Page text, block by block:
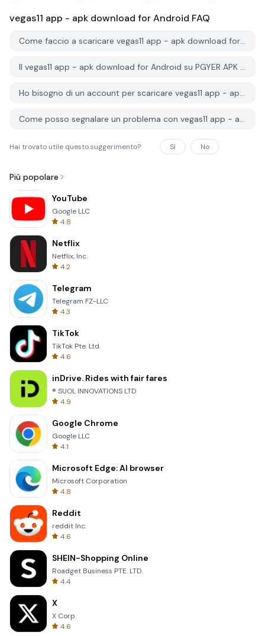
vegas11 app - apk download for Android FAQ
Come faccio a scaricare vegas11 app - apk download for Android da PGYER APK HUB?
Il vegas11 app - apk download for Android su PGYER APK HUB è gratuito?
Ho bisogno di un account per scaricare vegas11 app - apk download for Android da PGYER APK HUB?
Come posso segnalare un problema con vegas11 app - apk download for Android su PGYER APK HUB?
Hai trovato utile questo suggerimento? Sì No
Più popolare
YouTube
Google LLC
4.8
Netflix
Netflix, Inc.
4.2
Telegram
Telegram FZ-LLC
4.3
TikTok
TikTok Pte. Ltd.
4.6
inDrive. Rides with fair fares
® SUOL INNOVATIONS LTD
4.9
Google Chrome
Google LLC
4.1
Microsoft Edge: AI browser
Microsoft Corporation
4.8
Reddit
reddit Inc.
4.6
SHEIN-Shopping Online
Roadget Business PTE. LTD.
4.4
X
X Corp.
4.6